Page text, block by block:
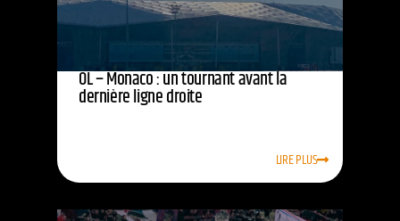
OL – Monaco : un tournant avant la
dernière ligne droite
LIRE PLUS